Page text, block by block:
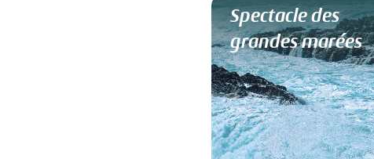
Spectacle des
grandes marées